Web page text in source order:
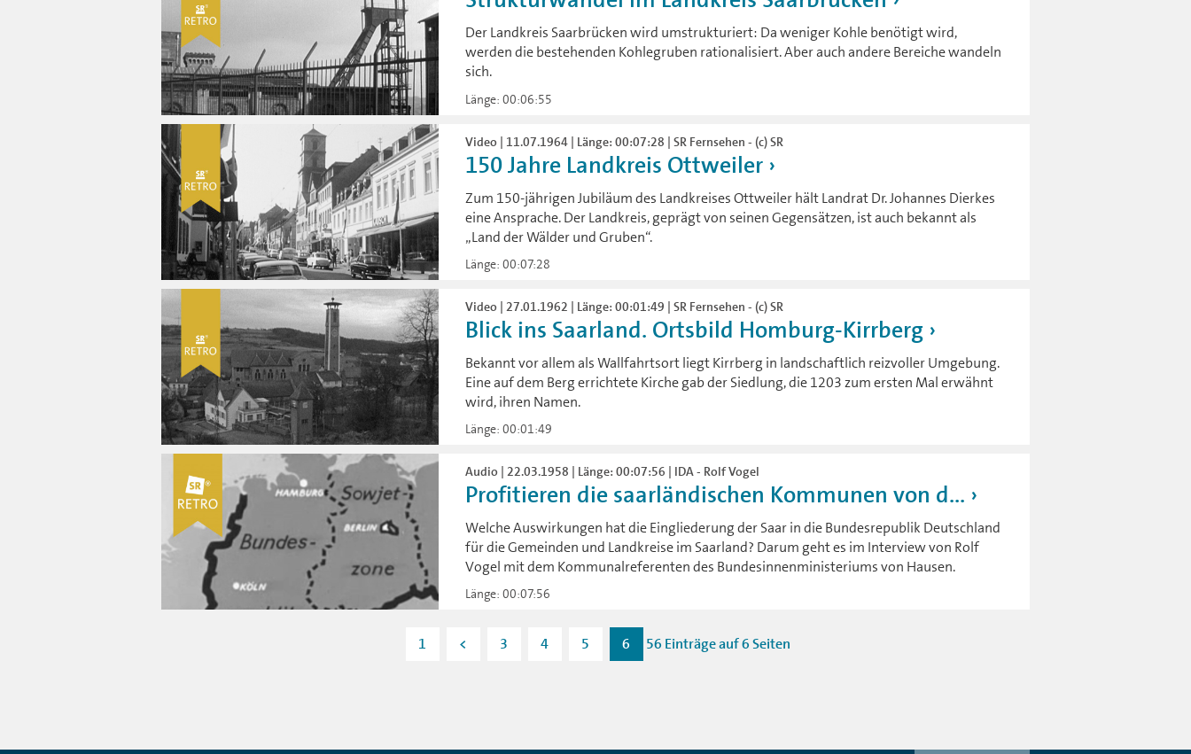
Der Landkreis Saarbrücken wird umstrukturiert: Da weniger Kohle benötigt wird,
werden die bestehenden Kohlegruben rationalisiert. Aber auch andere Bereiche wandeln
sich.
Länge: 00:06:55
Video | 11.07.1964 | Länge: 00:07:28 | SR Fernsehen - (c) SR
150 Jahre Landkreis Ottweiler
Zum 150-jährigen Jubiläum des Landkreises Ottweiler hält Landrat Dr. Johannes Dierkes
eine Ansprache. Der Landkreis, geprägt von seinen Gegensätzen, ist auch bekannt als
„Land der Wälder und Gruben“.
Länge: 00:07:28
Video | 27.01.1962 | Länge: 00:01:49 | SR Fernsehen - (c) SR
Blick ins Saarland. Ortsbild Homburg-Kirrberg
Bekannt vor allem als Wallfahrtsort liegt Kirrberg in landschaftlich reizvoller Umgebung.
Eine auf dem Berg errichtete Kirche gab der Siedlung, die 1203 zum ersten Mal erwähnt
wird, ihren Namen.
Länge: 00:01:49
Audio | 22.03.1958 | Länge: 00:07:56 | IDA - Rolf Vogel
Profitieren die saarländischen Kommunen von d...
Welche Auswirkungen hat die Eingliederung der Saar in die Bundesrepublik Deutschland
für die Gemeinden und Landkreise im Saarland? Darum geht es im Interview von Rolf
Vogel mit dem Kommunalreferenten des Bundesinnenministeriums von Hausen.
Länge: 00:07:56
1 < 3 4 5 6 56 Einträge auf 6 Seiten